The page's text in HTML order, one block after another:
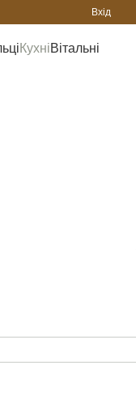
Вхід
КухніВітальні